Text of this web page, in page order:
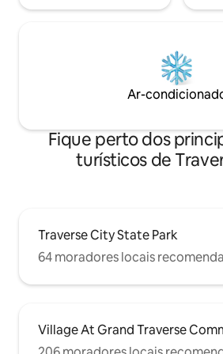
Ar-
Fique perto dos
turísticos de
Traverse City State Park
64 moradores locais
Village At Grand Traverse